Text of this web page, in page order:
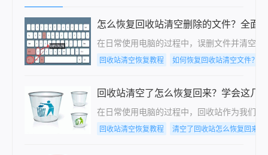
怎么恢复回收站清空删除的文件？全面
在日常使用电脑的过程中，误删文件并清空
回收站清空恢复教程 如何恢复回收站清空文件？
回收站清空了怎么恢复回来？学会这几
在日常使用电脑的过程中，回收站作为我们
回收站清空恢复教程 清空了回收站怎么恢复回来